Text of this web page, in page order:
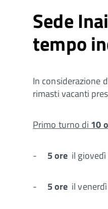
Sede
tempo
In considerazione
rimasti vacanti
Primo turno di 10
- 5 ore il
- 5 ore il